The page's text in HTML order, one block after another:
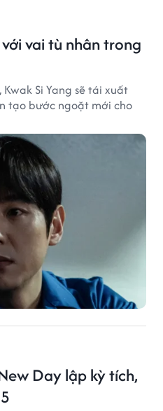
vai tù nhân trong
Si Yang sẽ tái xuất
tạo bước ngoặt mới cho
Day lập kỳ tích,